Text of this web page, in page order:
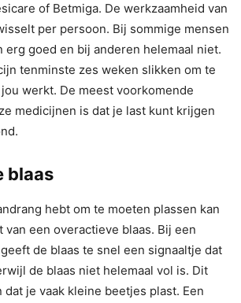
of Betmiga. De werkzaamheid van
per persoon. Bij sommige mensen
goed en bij anderen helemaal niet.
tenminste zes weken slikken om te
werkt. De meest voorkomende
medicijnen is dat je last kunt krijgen
blaas
hebt om te moeten plassen kan
van een overactieve blaas. Bij een
de blaas te snel een signaaltje dat
de blaas niet helemaal vol is. Dit
je vaak kleine beetjes plast. Een